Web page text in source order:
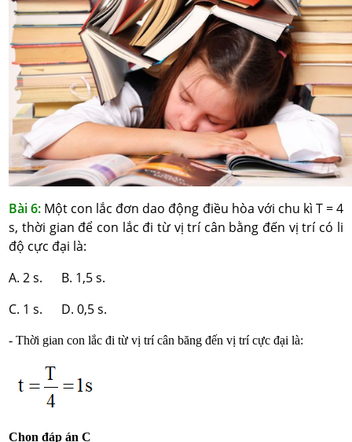
Bài 6: Một con lắc đơn dao động điều hòa với chu kì T = 4
s, thời gian để con lắc đi từ vị trí cân bằng đến vị trí có li
độ cực đại là:
A. 2 s. B. 1,5 s.
C. 1 s. D. 0,5 s.
- Thời gian con lắc đi từ vị trí cân băng đến vị trí cực đại là:
Chọn đáp án C